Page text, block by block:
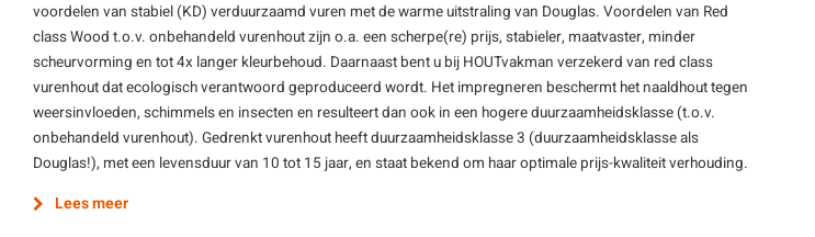
voordelen van stabiel (KD) verduurzaamd vuren met de warme uitstraling van Douglas. Voordelen van Red
class Wood t.o.v. onbehandeld vurenhout zijn o.a. een scherpe(re) prijs, stabieler, maatvaster, minder
scheurvorming en tot 4x langer kleurbehoud. Daarnaast bent u bij HOUTvakman verzekerd van red class
vurenhout dat ecologisch verantwoord geproduceerd wordt. Het impregneren beschermt het naaldhout tegen
weersinvloeden, schimmels en insecten en resulteert dan ook in een hogere duurzaamheidsklasse (t.o.v.
onbehandeld vurenhout). Gedrenkt vurenhout heeft duurzaamheidsklasse 3 (duurzaamheidsklasse als
Douglas!), met een levensduur van 10 tot 15 jaar, en staat bekend om haar optimale prijs-kwaliteit verhouding.
Lees meer